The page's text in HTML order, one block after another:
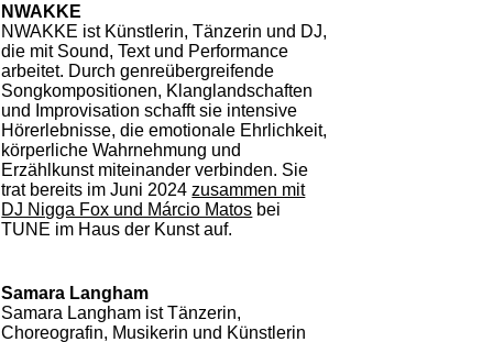
NWAKKE
NWAKKE ist Künstlerin, Tänzerin und DJ,
die mit Sound, Text und Performance
arbeitet. Durch genreübergreifende
Songkompositionen, Klanglandschaften
und Improvisation schafft sie intensive
Hörerlebnisse, die emotionale Ehrlichkeit,
körperliche Wahrnehmung und
Erzählkunst miteinander verbinden. Sie
trat bereits im Juni 2024zusammen mit
DJ Nigga Fox und Márcio Matos bei
TUNE im Haus der Kunst auf.
Samara Langham
Samara Langham ist Tänzerin,
Choreografin, Musikerin und Künstlerin